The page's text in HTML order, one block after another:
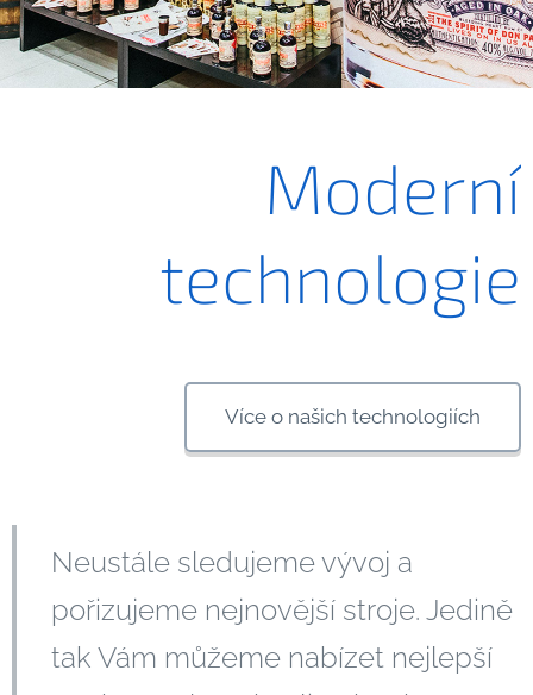
Moderní
technologie
Více o našich technologiích
Neustále sledujeme vývoj a
pořizujeme nejnovější stroje. Jedině
tak Vám můžeme nabízet nejlepší